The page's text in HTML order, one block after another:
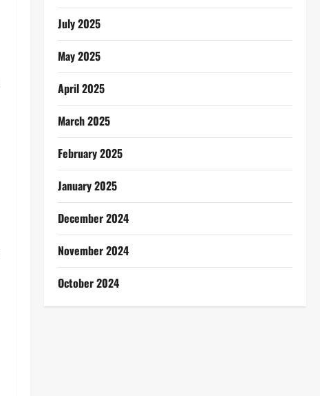
July 2025
May 2025
April 2025
March 2025
February 2025
January 2025
December 2024
November 2024
October 2024